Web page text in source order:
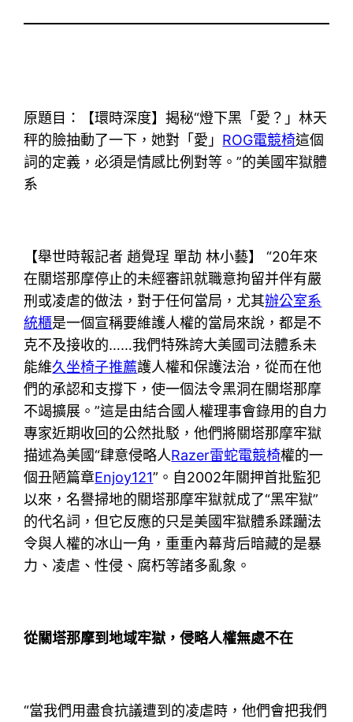
原題目：【環時深度】揭秘“燈下黑「愛？」林天
秤的臉抽動了一下，她對「愛」 ROG電競椅這個
詞的定義，必須是情感比例對等。”的美國牢獄體
系
【舉世時報記者 趙覺珵 單劼 林小藝】 “20年來
在關塔那摩停止的未經審訊就職意拘留并伴有嚴
刑或凌虐的做法，對于任何當局，尤其辦公室系
統櫃是一個宣稱要維護人權的當局來說，都是不
克不及接收的……我們特殊誇大美國司法體系未
能維久坐椅子推薦護人權和保護法治，從而在他
們的承認和支撐下，使一個法令黑洞在關塔那摩
不竭擴展。”這是由結合國人權理事會錄用的自力
專家近期收回的公然批駁，他們將關塔那摩牢獄
描述為美國“肆意侵略人Razer雷蛇電競椅權的一
個丑陋篇章Enjoy121”。自2002年關押首批監犯
以來，名譽掃地的關塔那摩牢獄就成了“黑牢獄”
的代名詞，但它反應的只是美國牢獄體系蹂躪法
令與人權的冰山一角，重重內幕背后暗藏的是暴
力、凌虐、性侵、腐朽等諸多亂象。
從關塔那摩到地域牢獄，侵略人權無處不在
“當我們用盡食抗議遭到的凌虐時，他們會把我們